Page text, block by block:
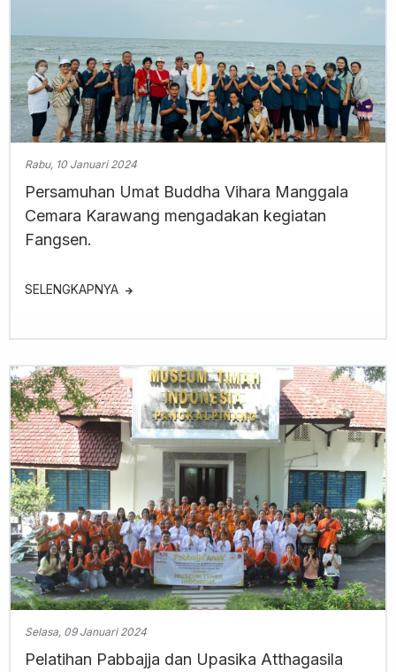
Rabu, 10 Januari 2024
Persamuhan Umat Buddha Vihara Manggala
Cemara Karawang mengadakan kegiatan
Fangsen.
SELENGKAPNYA
Selasa, 09 Januari 2024
Pelatihan Pabbajja dan Upasika Atthagasila